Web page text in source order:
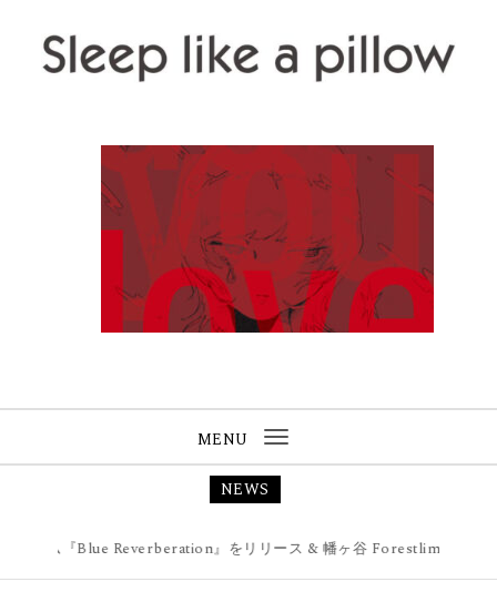
Skip to content
MENU
Toggle
NEWS
Blue Reverberation』をリリース & 幡ヶ谷 Forestlimitにてリリパを